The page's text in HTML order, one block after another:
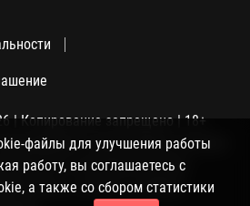
| Копирование запрещено | 18+
ваше полное согласие
пользовательским
куки, а также со сбором
файлы для улучшения работы
работу, вы соглашаетесь с
а также со сбором статистики